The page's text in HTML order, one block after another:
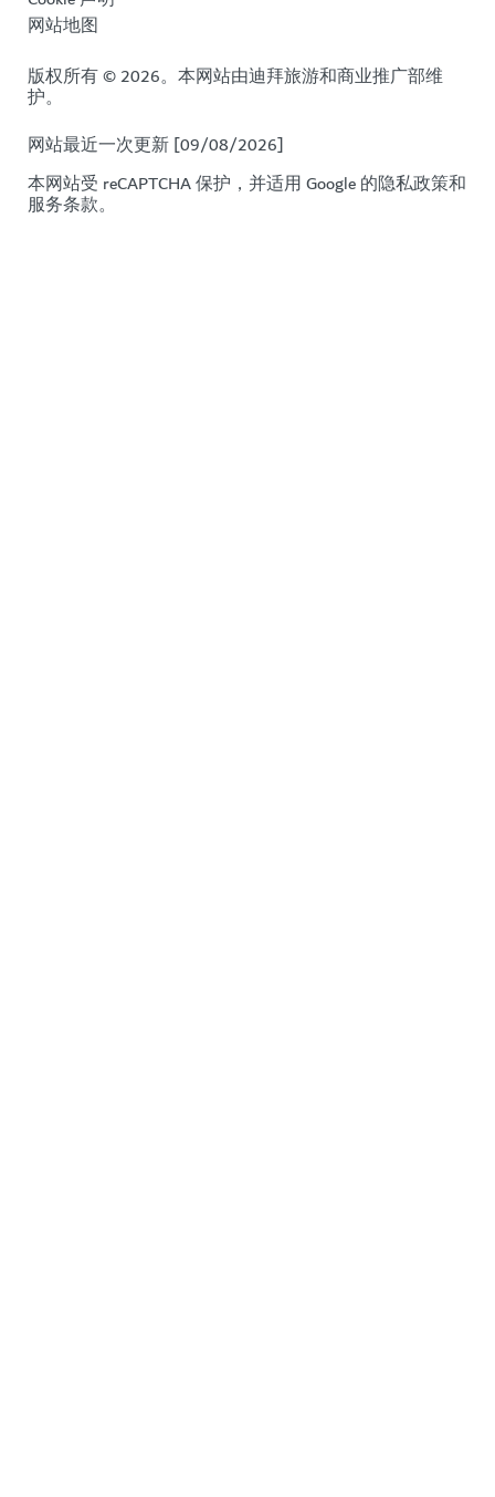
网站地图
版权所有 © 2026。本网站由迪拜旅游和商业推广部维
护。
网站最近一次更新 [09/08/2026]
本网站受 reCAPTCHA 保护，并适用 Google 的隐私政策和
服务条款。